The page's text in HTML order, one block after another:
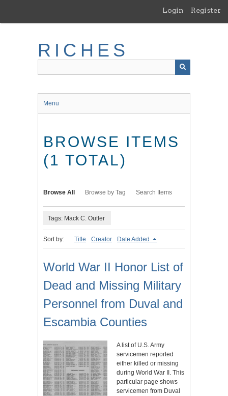
main
Login Register
RICHES
Menu
BROWSE ITEMS
(1 TOTAL)
Browse All Browse by Tag Search Items
Tags: Mack C. Outler
Sort by: Title Creator Date Added
World War II Honor List of
Dead and Missing Military
Personnel from Duval and
Escambia Counties
A list of U.S. Army
servicemen reported
either killed or missing
during World War II. This
particular page shows
servicemen from Duval